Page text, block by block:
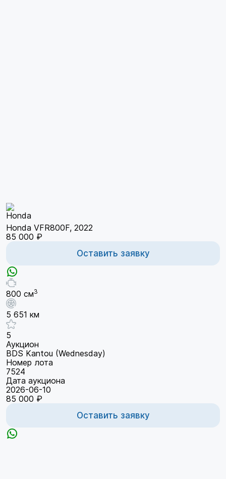
Honda VFR800F, 2022
85 000 ₽
Оставить заявку
800 см3
5 651 км
5
Аукцион
BDS Kantou (Wednesday)
Номер лота
7524
Дата аукциона
2026-06-10
85 000 ₽
Оставить заявку